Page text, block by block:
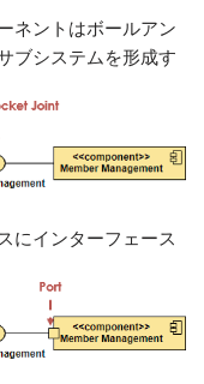
ネントはボールアン
ブシステムを形成す
にインターフェース